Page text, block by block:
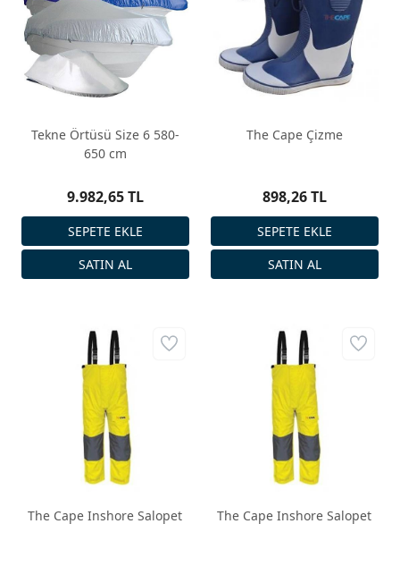
Tekne Örtüsü Size 6 580-
650 cm
9.982,65 TL
The Cape Çizme
898,26 TL
The Cape Inshore Salopet The Cape Inshore Salopet